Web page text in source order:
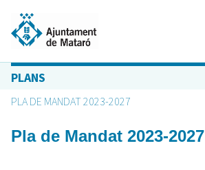
PLANS
PLA DE MANDAT 2023-2027
Pla de Mandat 2023-2027